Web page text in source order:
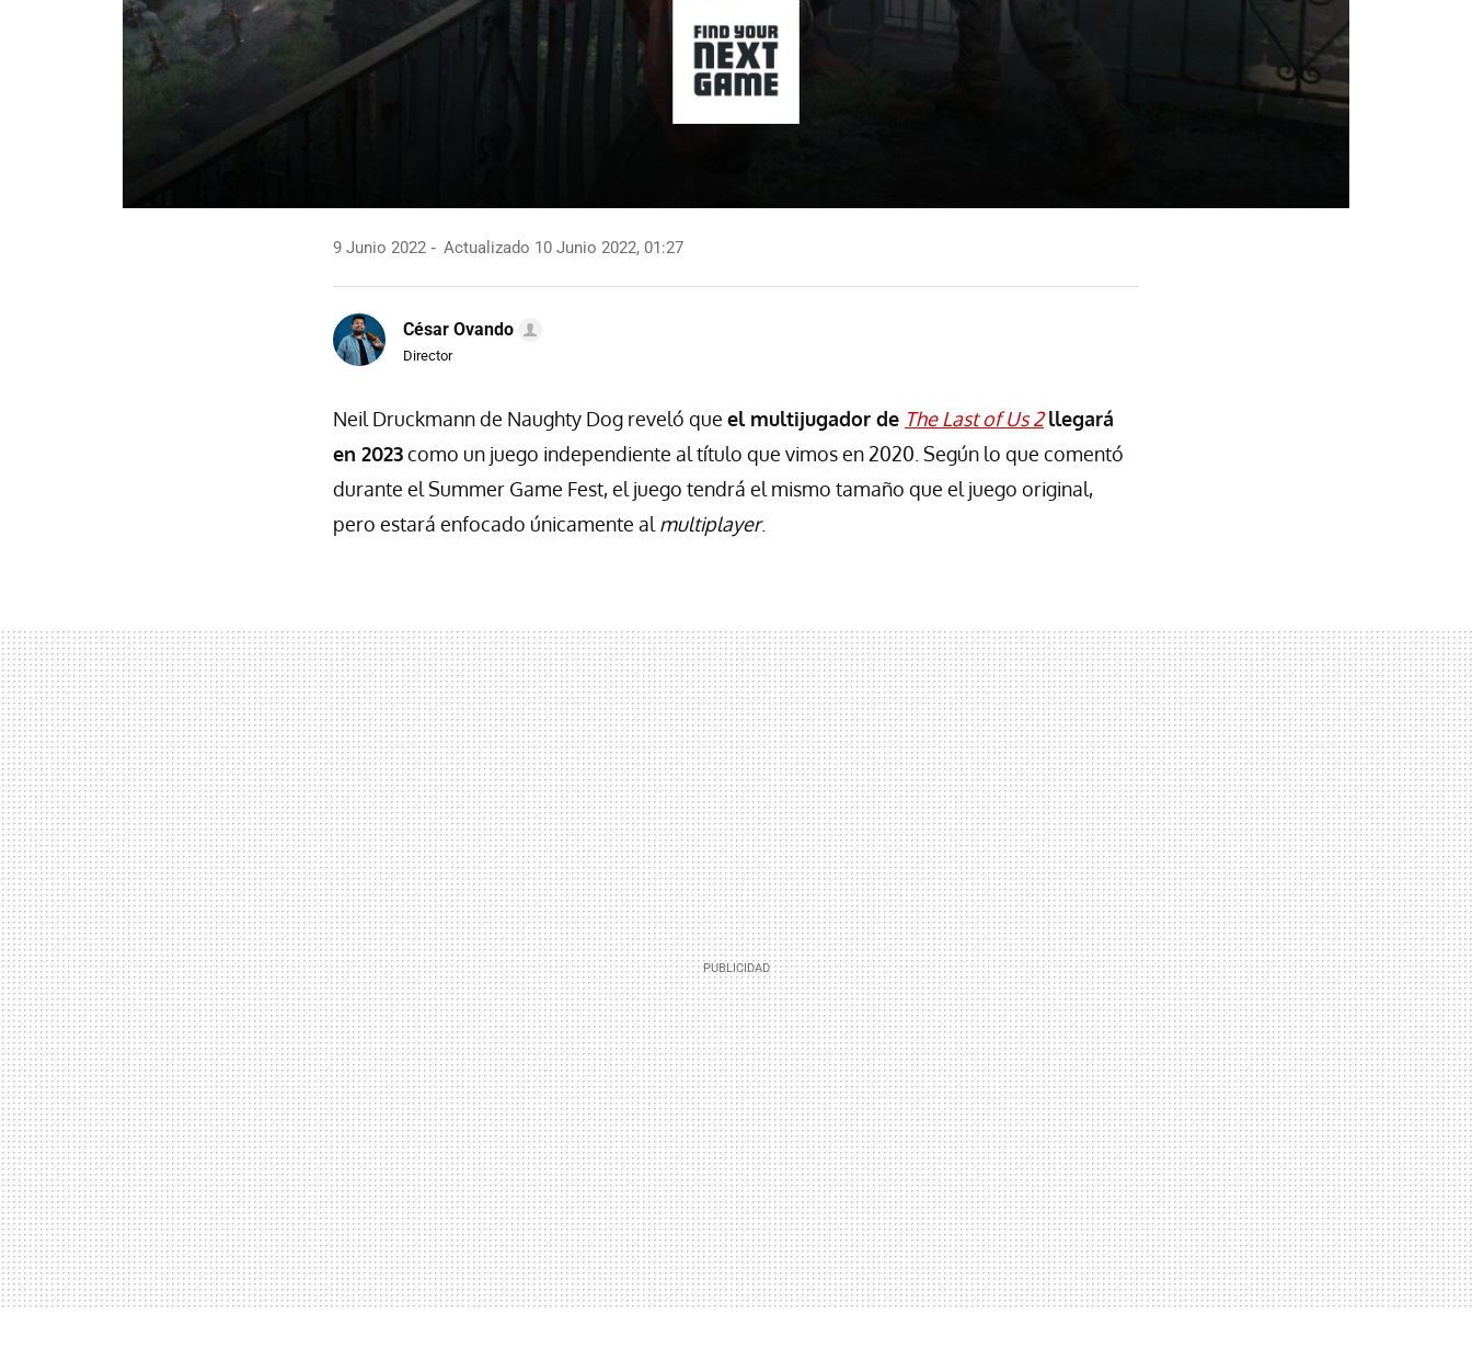
9 Junio 2022 Actualizado 10 Junio 2022, 01:27
César Ovando
Director
Neil Druckmann de Naughty Dog reveló que el multijugador de The Last of Us 2 llegará
en 2023como un juego independiente al título que vimos en 2020. Según lo que comentó
durante el Summer Game Fest, el juego tendrá el mismo tamaño que el juego original,
pero estará enfocado únicamente al multiplayer.